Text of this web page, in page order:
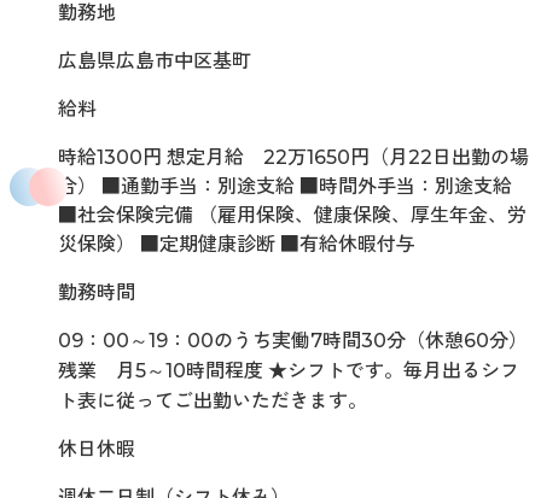
勤務地
広島県広島市中区基町
給料
時給1300円 想定月給 22万1650円（月22日出勤の場
合） ■通勤手当：別途支給 ■時間外手当：別途支給
■社会保険完備 （雇用保険、健康保険、厚生年金、労
災保険） ■定期健康診断 ■有給休暇付与
勤務時間
09：00～19：00のうち実働7時間30分（休憩60分）
残業 月5～10時間程度 ★シフトです。毎月出るシフ
ト表に従ってご出勤いただきます。
休日休暇